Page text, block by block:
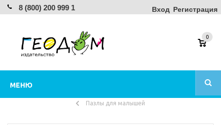
8 (800) 200 999 1 Вход Регистрация
МЕНЮ
0
Пазлы для малышей